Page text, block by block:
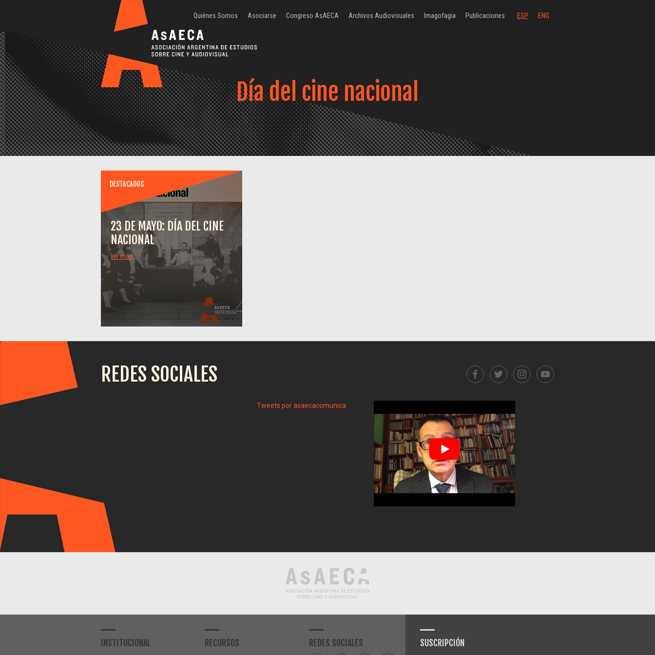
ESP ENG
Quiénes Somos Asociarse Congreso AsAECA Archivos Audiovisuales Imagofagia Publicaciones
Día del cine nacional
DESTACADOS
23 DE MAYO: DÍA DEL CINE
NACIONAL
ver más
REDES SOCIALES
Tweets por asaecacomunica
INSTITUCIONAL RECURSOS REDES SOCIALES SUSCRIPCIÓN